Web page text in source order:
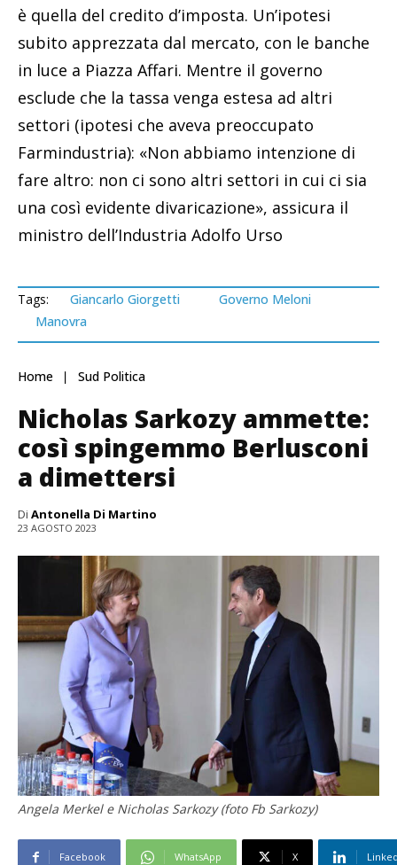
è quella del credito d’imposta. Un’ipotesi
subito apprezzata dal mercato, con le banche
in luce a Piazza Affari. Mentre il governo
esclude che la tassa venga estesa ad altri
settori (ipotesi che aveva preoccupato
Farmindustria): «Non abbiamo intenzione di
fare altro: non ci sono altri settori in cui ci sia
una così evidente divaricazione», assicura il
ministro dell’Industria Adolfo Urso
Tags: Giancarlo Giorgetti
Governo Meloni
Manovra
Home Sud Politica
Nicholas Sarkozy ammette:
così spingemmo Berlusconi
a dimettersi
Di Antonella Di Martino
23 AGOSTO 2023
Angela Merkel e Nicholas Sarkozy (foto Fb Sarkozy)
Facebook WhatsApp X